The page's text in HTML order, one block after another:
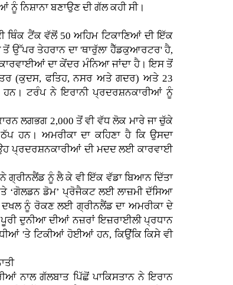
ਨੂੰ ਨਿਸ਼ਾਨਾ ਬਣਾਉਣ ਦੀ ਗੱਲ ਕਹੀ ਸੀ।
ਥਿੰਕ ਟੈਂਕ ਵੱਲੋਂ 50 ਅਹਿਮ ਟਿਕਾਣਿਆਂ ਦੀ ਇੱਕ
ਉੱਪਰ ਤੇਹਰਾਨ ਦਾ 'ਥਾਰੁੱਲਾ ਹੈੱਡਕੁਆਰਟਰ' ਹੈ,
ਦਾ ਕੇਂਦਰ ਮੰਨਿਆ ਜਾਂਦਾ ਹੈ। ਇਸ ਤੋਂ
(ਕੁਦਸ, ਫਤਿਹ, ਨਸਰ ਅਤੇ ਗਦਰ) ਅਤੇ 23
ਹਨ। ਟਰੰਪ ਨੇ ਇਰਾਨੀ ਪ੍ਰਦਰਸ਼ਨਕਾਰੀਆਂ ਨੂੰ
ਲਗਭਗ 2,000 ਤੋਂ ਵੀ ਵੱਧ ਲੋਕ ਮਾਰੇ ਜਾ ਚੁੱਕੇ
ਹਨ। ਅਮਰੀਕਾ ਦਾ ਕਹਿਣਾ ਹੈ ਕਿ ਉਸਦਾ
ਪ੍ਰਦਰਸ਼ਨਕਾਰੀਆਂ ਦੀ ਮਦਦ ਲਈ ਕਾਰਵਾਈ
ਗ੍ਰੀਨਲੈਂਡ ਨੂੰ ਲੈ ਕੇ ਵੀ ਇੱਕ ਵੱਡਾ ਬਿਆਨ ਦਿੱਤਾ
‘ਗੋਲਡਨ ਡੋਮ’ ਪ੍ਰੋਜੈਕਟ ਲਈ ਲਾਜ਼ਮੀ ਦੱਸਿਆ
ਨੂੰ ਰੋਕਣ ਲਈ ਗ੍ਰੀਨਲੈਂਡ ਦਾ ਅਮਰੀਕਾ ਦੇ
ਦੁਨੀਆ ਦੀਆਂ ਨਜ਼ਰਾਂ ਇਜ਼ਰਾਈਲੀ ਪ੍ਰਧਾਨ
'ਤੇ ਟਿਕੀਆਂ ਹੋਈਆਂ ਹਨ, ਕਿਉਂਕਿ ਕਿਸੇ ਵੀ
ਨਾਲ ਗੱਲਬਾਤ ਪਿੱਛੋਂ ਪਾਕਿਸਤਾਨ ਨੇ ਇਰਾਨ